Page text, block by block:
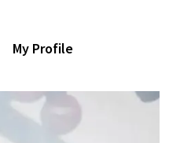
My Profile